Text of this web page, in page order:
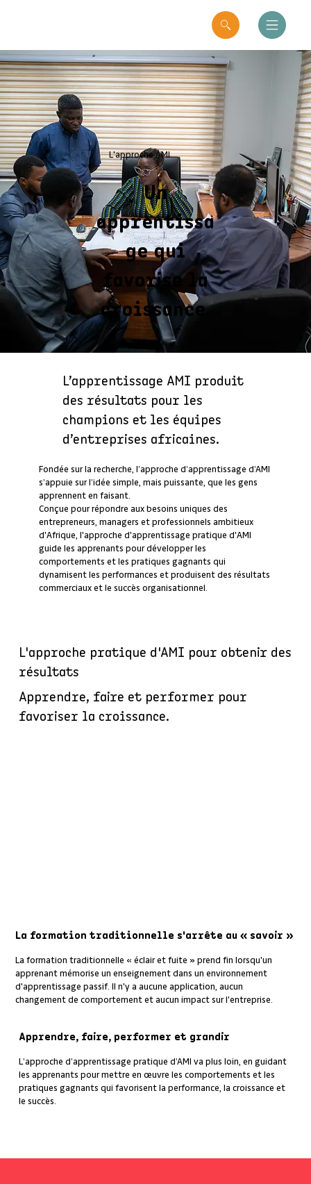
L'approche AMI
Un
apprentissa
ge qui
favorise la
croissance.
L’apprentissage AMI produit
des résultats pour les
champions et les équipes
d’entreprises africaines.
Fondée sur la recherche, l’approche d’apprentissage d’AMI
s’appuie sur l’idée simple, mais puissante, que les gens
apprennent en faisant.
Conçue pour répondre aux besoins uniques des
entrepreneurs, managers et professionnels ambitieux
d'Afrique, l'approche d'apprentissage pratique d'AMI
guide les apprenants pour développer les
comportements et les pratiques gagnants qui
dynamisent les performances et produisent des résultats
commerciaux et le succès organisationnel.
L'approche pratique d'AMI pour obtenir des
résultats
Apprendre, faire et performer pour
favoriser la croissance.
La formation traditionnelle s'arrête au « savoir »
La formation traditionnelle « éclair et fuite » prend fin lorsqu'un
apprenant mémorise un enseignement dans un environnement
d'apprentissage passif. Il n'y a aucune application, aucun
changement de comportement et aucun impact sur l'entreprise.
Apprendre, faire, performer et grandir
L’approche d’apprentissage pratique d’AMI va plus loin, en guidant
les apprenants pour mettre en œuvre les comportements et les
pratiques gagnants qui favorisent la performance, la croissance et
le succès.